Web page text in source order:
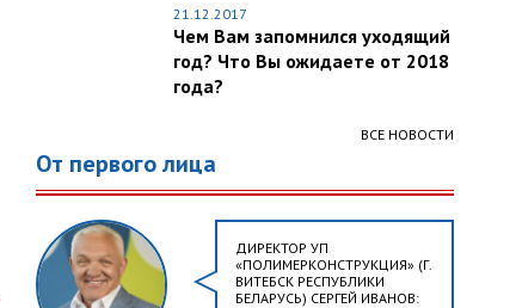
21.12.2017
Чем Вам запомнился уходящий
год? Что Вы ожидаете от 2018
года?
ВСЕ НОВОСТИ
От первого лица
ДИРЕКТОР УП
«ПОЛИМЕРКОНСТРУКЦИЯ» (Г.
ВИТЕБСК РЕСПУБЛИКИ
БЕЛАРУСЬ) СЕРГЕЙ ИВАНОВ: